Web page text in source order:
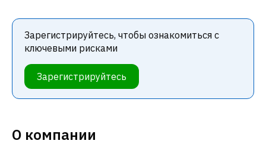
Зарегистрируйтесь, чтобы ознакомиться с
ключевыми рисками
Зарегистрируйтесь
О компании